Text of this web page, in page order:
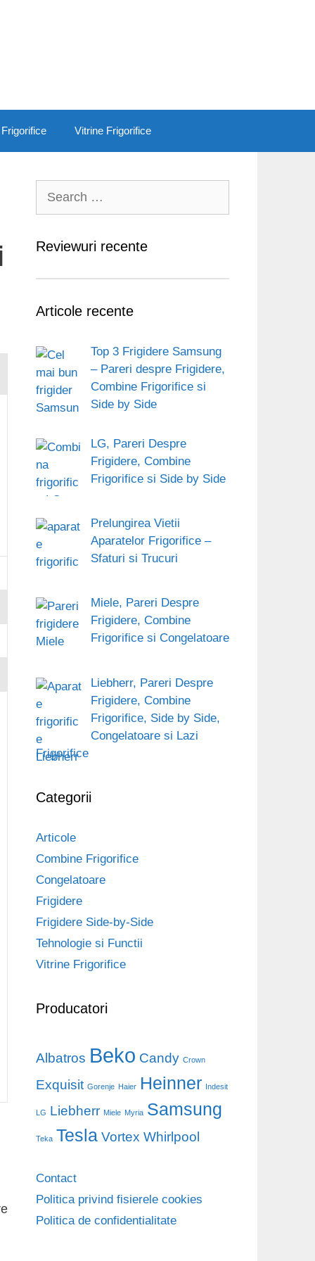
Vitrine Frigorifice
for:
Reviewuri recente
Articole recente
Top 3 Frigidere Samsung
– Pareri despre Frigidere,
Combine Frigorifice si
Side by Side
LG, Pareri Despre
Frigidere, Combine
Frigorifice si Side by Side
Prelungirea Vietii
Aparatelor Frigorifice –
Sfaturi si Trucuri
Miele, Pareri Despre
Frigidere, Combine
Frigorifice si Congelatoare
Liebherr, Pareri Despre
Frigidere, Combine
Frigorifice, Side by Side,
Congelatoare si Lazi
Frigorifice
Categorii
Articole
Combine Frigorifice
Congelatoare
Frigidere
Frigidere Side-by-Side
Tehnologie si Functii
Vitrine Frigorifice
Producatori
Albatros Beko Candy Crown
Exquisit Gorenje Haier Heinner Indesit
LG Liebherr Miele Myria Samsung
Teka Tesla Vortex Whirlpool
Contact
Politica privind fisierele cookies
Politica de confidentialitate